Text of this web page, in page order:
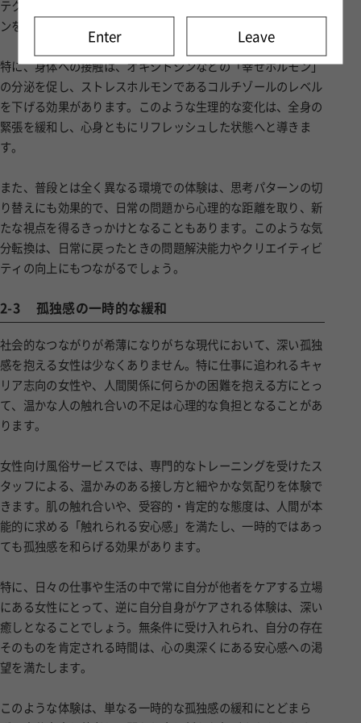
テクニックと洗練された空間設計により、深いリラクゼーショ
ンを体験できる環境が整えられています。
特に、身体への接触は、オキシトシンなどの「幸せホルモン」
の分泌を促し、ストレスホルモンであるコルチゾールのレベル
を下げる効果があります。このような生理的な変化は、全身の
緊張を緩和し、心身ともにリフレッシュした状態へと導きま
す。
また、普段とは全く異なる環境での体験は、思考パターンの切
り替えにも効果的で、日常の問題から心理的な距離を取り、新
たな視点を得るきっかけとなることもあります。このような気
分転換は、日常に戻ったときの問題解決能力やクリエイティビ
ティの向上にもつながるでしょう。
2-3 孤独感の一時的な緩和
社会的なつながりが希薄になりがちな現代において、深い孤独
感を抱える女性は少なくありません。特に仕事に追われるキャ
リア志向の女性や、人間関係に何らかの困難を抱える方にとっ
て、温かな人の触れ合いの不足は心理的な負担となることがあ
ります。
女性向け風俗サービスでは、専門的なトレーニングを受けたス
タッフによる、温かみのある接し方と細やかな気配りを体験で
きます。肌の触れ合いや、受容的・肯定的な態度は、人間が本
能的に求める「触れられる安心感」を満たし、一時的ではあっ
ても孤独感を和らげる効果があります。
特に、日々の仕事や生活の中で常に自分が他者をケアする立場
にある女性にとって、逆に自分自身がケアされる体験は、深い
癒しとなることでしょう。無条件に受け入れられ、自分の存在
そのものを肯定される時間は、心の奥深くにある安心感への渇
望を満たします。
このような体験は、単なる一時的な孤独感の緩和にとどまら
Enter Leave